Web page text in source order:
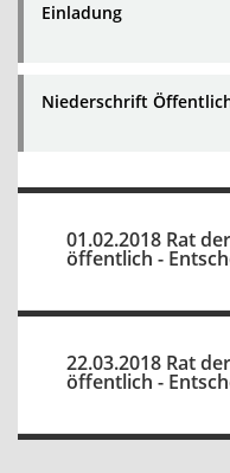
Einladung
Niederschrift
01.02.2018 Rat
öffentlich -
22.03.2018 Rat
öffentlich -